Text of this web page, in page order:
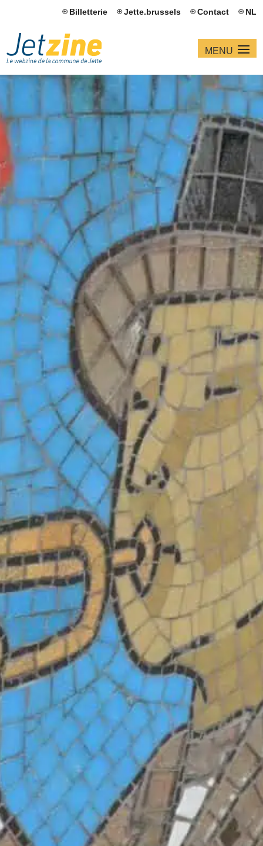
Billetterie Jette.brussels Contact NL